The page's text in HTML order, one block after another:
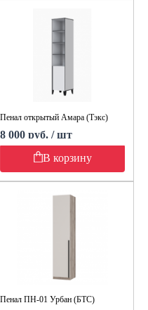
Пенал открытый Амара (Тэкс)
8 000 руб. / шт
В корзину
Пенал ПН-01 Урбан (БТС)